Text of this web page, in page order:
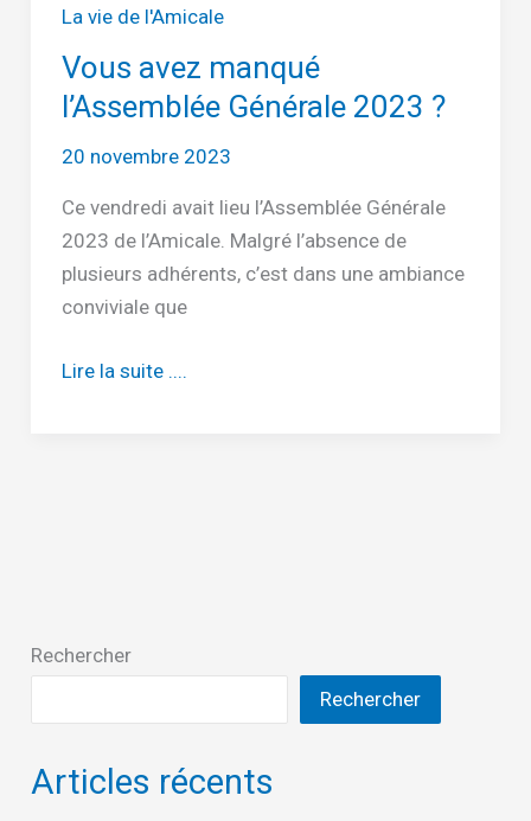
La vie de l'Amicale
Vous avez manqué
l’Assemblée Générale 2023 ?
20 novembre 2023
Ce vendredi avait lieu l’Assemblée Générale
2023 de l’Amicale. Malgré l’absence de
plusieurs adhérents, c’est dans une ambiance
conviviale que
Vous
Lire la suite ....
Rechercher
Rechercher
Articles récents